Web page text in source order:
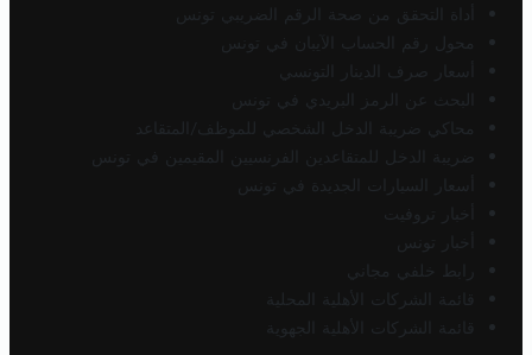
أداة التحقق من صحة الرقم الضريبي تونس
محول رقم الحساب الآيبان في تونس
أسعار صرف الدينار التونسي
البحث عن الرمز البريدي في تونس
محاكي ضريبة الدخل الشخصي للموظف/المتقاعد
ضريبة الدخل للمتقاعدين الفرنسيين المقيمين في تونس
أسعار السيارات الجديدة في تونس
أخبار تروفيت
أخبار تونس
رابط خلفي مجاني
قائمة الشركات الأهلية المحلية
قائمة الشركات الأهلية الجهوية